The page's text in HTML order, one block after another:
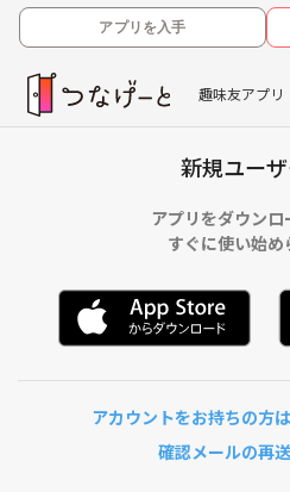
アプリを入手
趣味友アプリ
新規ユー
アプリをダウンロ
すぐに使い始め
アカウントをお持ちの方
確認メールの再